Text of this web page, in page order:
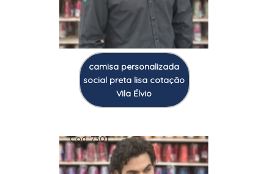
camisa personalizada
social preta lisa cotação
Vila Élvio
Cod.:7301